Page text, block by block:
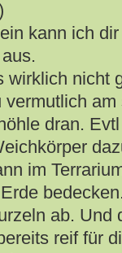
kann ich
wirklich nicht
vermutlich
dran.
im
ab. Und
reif für